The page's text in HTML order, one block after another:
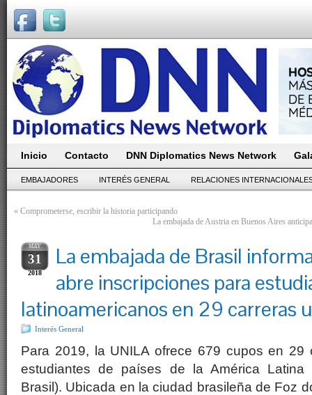
Inicio Contacto DNN Diplomatics News Network
EMBAJADORES INTERÉS GENERAL RELACIONES
« Comprometerse, escribir la historia participando
La embajada de Austria en Buenos Aires
MAY
31
2018
La embajada de Brasil
abre inscripciones para
latinoamericanos en 29 carreras
Interés General
Para 2019, la UNILA ofrece 679 cupos en 29
estudiantes de países de la América
Brasil). Ubicada en la ciudad brasileña de Foz